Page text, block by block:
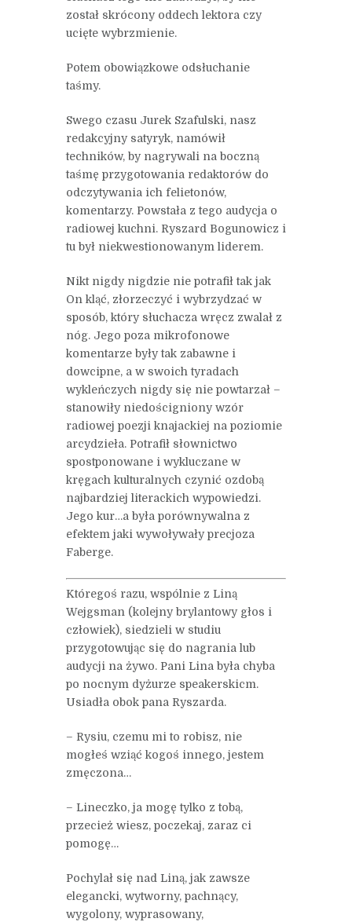
został skrócony oddech lektora czy
ucięte wybrzmienie.
Potem obowiązkowe odsłuchanie
taśmy.
Swego czasu Jurek Szafulski, nasz
redakcyjny satyryk, namówił
techników, by nagrywali na boczną
taśmę przygotowania redaktorów do
odczytywania ich felietonów,
komentarzy. Powstała z tego audycja o
radiowej kuchni. Ryszard Bogunowicz i
tu był niekwestionowanym liderem.
Nikt nigdy nigdzie nie potrafił tak jak
On kląć, złorzeczyć i wybrzydzać w
sposób, który słuchacza wręcz zwalał z
nóg. Jego poza mikrofonowe
komentarze były tak zabawne i
dowcipne, a w swoich tyradach
wykleńczych nigdy się nie powtarzał –
stanowiły niedościgniony wzór
radiowej poezji knajackiej na poziomie
arcydzieła. Potrafił słownictwo
spostponowane i wykluczane w
kręgach kulturalnych czynić ozdobą
najbardziej literackich wypowiedzi.
Jego kur…a była porównywalna z
efektem jaki wywoływały precjoza
Faberge.
Któregoś razu, wspólnie z Liną
Wejgsman (kolejny brylantowy głos i
człowiek), siedzieli w studiu
przygotowując się do nagrania lub
audycji na żywo. Pani Lina była chyba
po nocnym dyżurze speakerskicm.
Usiadła obok pana Ryszarda.
– Rysiu, czemu mi to robisz, nie
mogłeś wziąć kogoś innego, jestem
zmęczona…
– Lineczko, ja mogę tylko z tobą,
przecież wiesz, poczekaj, zaraz ci
pomogę…
Pochylał się nad Liną, jak zawsze
elegancki, wytworny, pachnący,
wygolony, wyprasowany,